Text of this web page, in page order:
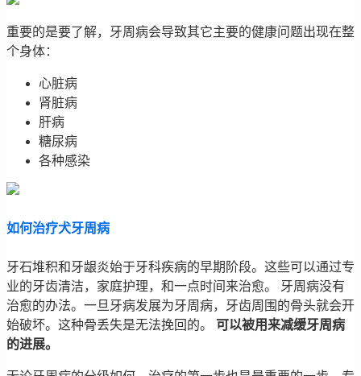
重要的是要了解，牙周病会导致其它主要的健康问题出现在整
个身体：
心脏病
肾脏病
肝病
糖尿病
各种感染
如何治疗犬牙周病
牙石堆积和牙龈炎始于牙科疾病的早期阶段。这些可以通过专
业的牙齿清洁，家庭护理，和一点时间来治愈。 牙周病没有
治愈的办法。一旦牙病发展为牙周病，牙齿周围的骨头就会开
始破坏。这种骨丢失是无法挽回的。
可以被用来减缓牙周病
的进展。